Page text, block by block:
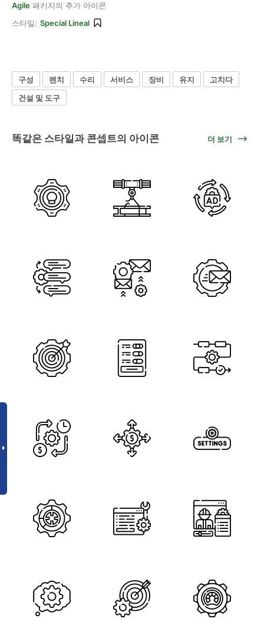
Agile 패키지의 추가 아이콘
스타일: Special Lineal
구성 렌치 수리 서비스 장비 유지
고치다
건설 및 도구
똑같은 스타일과 콘셉트의 아이콘 더 보기